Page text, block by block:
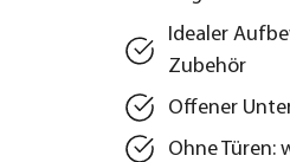
Idealer
Zubehör
Offener
Ohne Türen: